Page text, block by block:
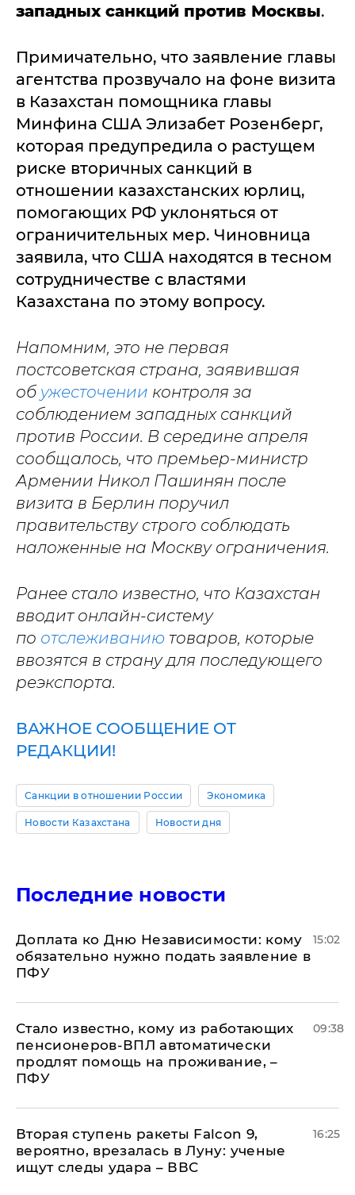
западных санкций против Москвы.
Примичательно, что заявление главы
агентства прозвучало на фоне визита
в Казахстан помощника главы
Минфина США Элизабет Розенберг,
которая предупредила о растущем
риске вторичных санкций в
отношении казахстанских юрлиц,
помогающих РФ уклоняться от
ограничительных мер. Чиновница
заявила, что США находятся в тесном
сотрудничестве с властями
Казахстана по этому вопросу.
Напомним, это не первая
постсоветская страна, заявившая
об ужесточении контроля за
соблюдением западных санкций
против России. В середине апреля
сообщалось, что премьер-министр
Армении Никол Пашинян после
визита в Берлин поручил
правительству строго соблюдать
наложенные на Москву ограничения.
Ранее стало известно, что Казахстан
вводит онлайн-систему
по отслеживанию товаров, которые
ввозятся в страну для последующего
реэкспорта.
ВАЖНОЕ СООБЩЕНИЕ ОТ
РЕДАКЦИИ!
Санкции в отношении России Экономика
Новости Казахстана Новости дня
Последние новости
Доплата ко Дню Независимости: кому
обязательно нужно подать заявление в
ПФУ
15:02
Стало известно, кому из работающих
пенсионеров-ВПЛ автоматически
продлят помощь на проживание, –
ПФУ
09:38
Вторая ступень ракеты Falcon 9,
вероятно, врезалась в Луну: ученые
ищут следы удара – ВВС
16:25